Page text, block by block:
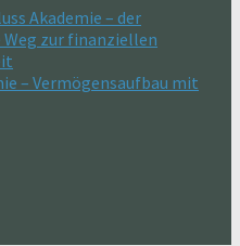
Akademie – der
zur finanziellen
– Vermögensaufbau mit